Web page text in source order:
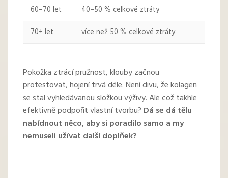
60–70 let
40–50 % celkové ztráty
70+ let
více než 50 % celkové ztráty
Pokožka ztrácí pružnost, klouby začnou
protestovat, hojení trvá déle. Není divu, že kolagen
se stal vyhledávanou složkou výživy. Ale což takhle
efektivně podpořit vlastní tvorbu? Dá se dá tělu
nabídnout něco, aby si poradilo samo a my
nemuseli užívat další doplňek?